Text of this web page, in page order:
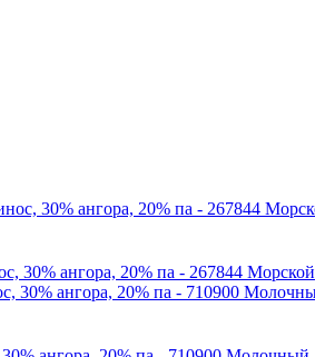
30% ангора, 20% па - 267844 Морской